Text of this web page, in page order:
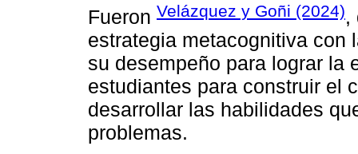
Fueron Velázquez y Goñi (2024),
estrategia metacognitiva con
su desempeño para lograr la
estudiantes para construir el
desarrollar las habilidades
problemas.